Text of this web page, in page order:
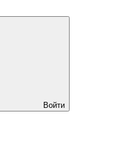
Войти